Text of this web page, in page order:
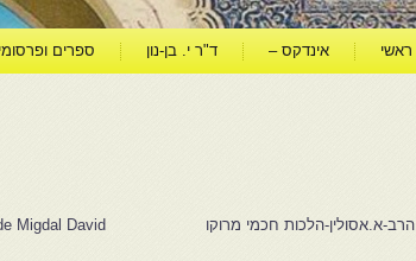
ראשי אינדקס – ד"ר י. בן-נון ספרים
הרב-א.אסולין-הלכות חכמי מרוקו Migdal David